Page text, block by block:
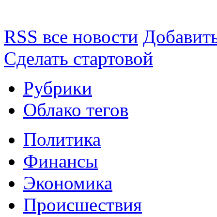
RSS все новости
Сделать стартовой
Рубрики
Облако тегов
Политика
Финансы
Экономика
Происшествия